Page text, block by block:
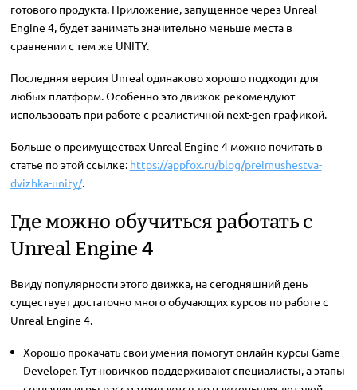
готового продукта. Приложение, запущенное через Unreal
Engine 4, будет занимать значительно меньше места в
сравнении с тем же UNITY.
Последняя версия Unreal одинаково хорошо подходит для
любых платформ. Особенно это движок рекомендуют
использовать при работе с реалистичной next-gen графикой.
Больше о преимуществах Unreal Engine 4 можно почитать в
статье по этой ссылке: https://appfox.ru/blog/preimushestva-
dvizhka-unity/.
Где можно обучиться работать с
Unreal Engine 4
Ввиду популярности этого движка, на сегодняшний день
существует достаточно много обучающих курсов по работе с
Unreal Engine 4.
Хорошо прокачать свои умения помогут онлайн-курсы Game
Developer. Тут новичков поддерживают специалисты, а этапы